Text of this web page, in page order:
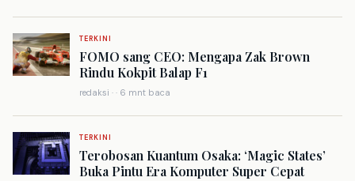
TERKINI
FOMO sang CEO: Mengapa Zak Brown
Rindu Kokpit Balap F1
redaksi · · 6 mnt baca
TERKINI
Terobosan Kuantum Osaka: ‘Magic States’
Buka Pintu Era Komputer Super Cepat